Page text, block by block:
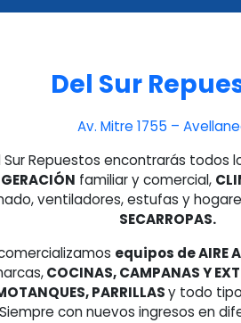
Del Sur
Av. Mitre 1755 –
Sur Repuestos encontrarás todos
familiar y comercial,
ventiladores, estufas y
SECARROPAS.
equipos de AIRE
COCINAS, CAMPANAS Y
PARRILLASy todo
Siempre con nuevos ingresos en